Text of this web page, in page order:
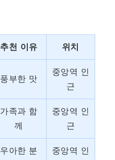
추천 이유 위치
풍부한 맛
중앙역 인
근
가족과 함
께
중앙역 인
근
우아한 분
중앙역 인